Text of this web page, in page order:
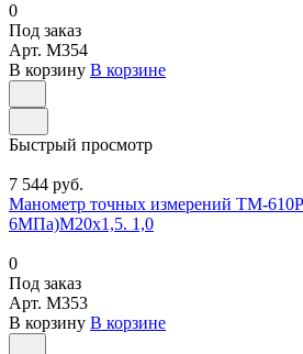
0
Под заказ
Арт. M354
В корзину В корзине
Быстрый просмотр
7 544 руб.
Манометр точных измерений ТМ-
6МПа)М20х1,5. 1,0
0
Под заказ
Арт. M353
В корзину В корзине